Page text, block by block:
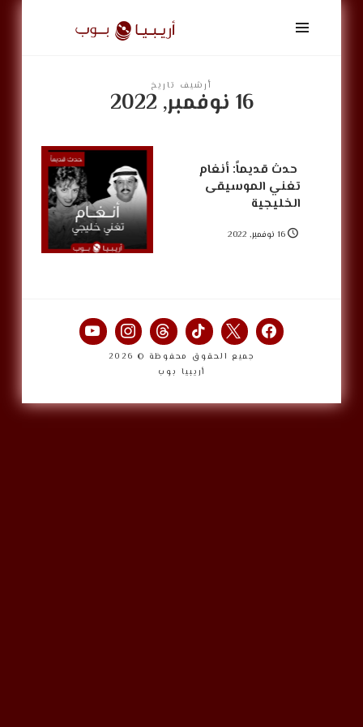
أريبيا
بوب
ArabiaPopأرشيف تاريخ
16 نوفمبر, 2022
‏‎ حدث قديماً: أنغام
تغني الموسيقى
الخليجية
16 نوفمبر, 2022
جميع الحقوق محفوظة © 2026
أريبيا بوب